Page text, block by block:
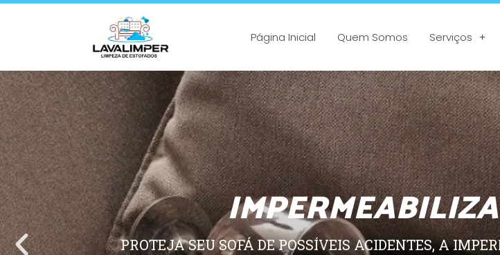
Página Inicial Quem Somos Serviços
PROTEJA SEU SOFÁ DE POSSÍVEIS ACIDENTES, A